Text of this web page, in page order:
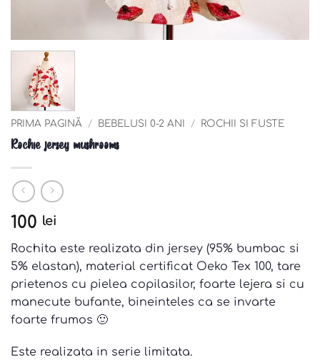
PRIMA PAGINĂ / BEBELUSI 0-2 ANI / ROCHII SI FUSTE
Rochie jersey mushrooms
100 lei
Rochita este realizata din jersey (95% bumbac si
5% elastan), material certificat Oeko Tex 100, tare
prietenos cu pielea copilasilor, foarte lejera si cu
manecute bufante, bineinteles ca se invarte
foarte frumos 🙂
Este realizata in serie limitata.